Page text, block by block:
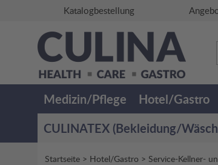
Katalogbestellung
Medizin/Pflege Hotel/Gastro
CULINATEX (Bekleidung/
Startseite > Hotel/Gastro > Service-Kellner-